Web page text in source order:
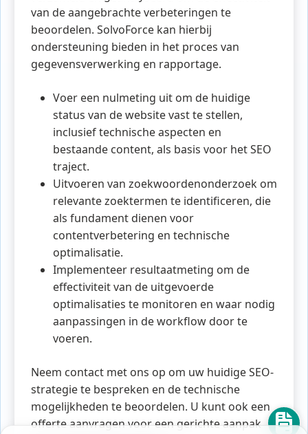
van de aangebrachte verbeteringen te
beoordelen. SolvoForce kan hierbij
ondersteuning bieden in het proces van
gegevensverwerking en rapportage.
Voer een nulmeting uit om de huidige
status van de website vast te stellen,
inclusief technische aspecten en
bestaande content, als basis voor het SEO
traject.
Uitvoeren van zoekwoordenonderzoek om
relevante zoektermen te identificeren, die
als fundament dienen voor
contentverbetering en technische
optimalisatie.
Implementeer resultaatmeting om de
effectiviteit van de uitgevoerde
optimalisaties te monitoren en waar nodig
aanpassingen in de workflow door te
voeren.
Neem contact met ons op om uw huidige SEO-
strategie te bespreken en de technische
mogelijkheden te beoordelen. U kunt ook een
offerte aanvragen voor een gerichte aanpak